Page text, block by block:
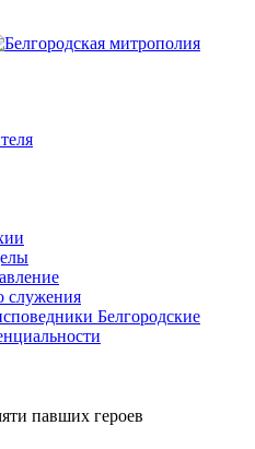
служения
Белгородские